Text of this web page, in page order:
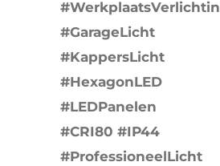
#GarageLicht
#KappersLicht
#HexagonLED
#LEDPanelen
#CRI80 #IP44
#ProfessioneelLicht